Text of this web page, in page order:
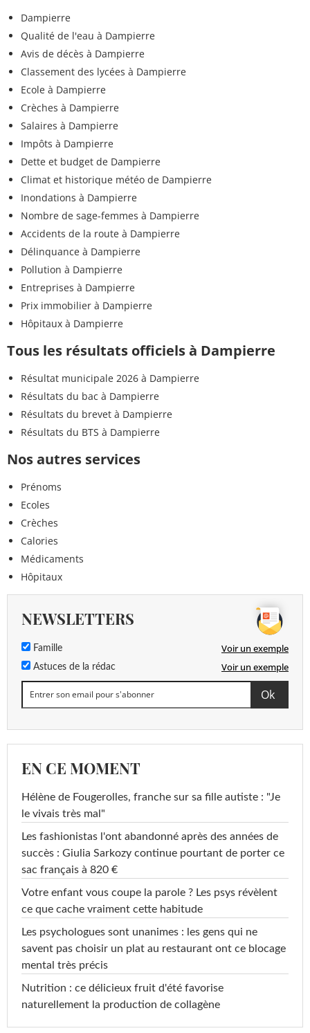
Dampierre
Qualité de l'eau à Dampierre
Avis de décès à Dampierre
Classement des lycées à Dampierre
Ecole à Dampierre
Crèches à Dampierre
Salaires à Dampierre
Impôts à Dampierre
Dette et budget de Dampierre
Climat et historique météo de Dampierre
Inondations à Dampierre
Nombre de sage-femmes à Dampierre
Accidents de la route à Dampierre
Délinquance à Dampierre
Pollution à Dampierre
Entreprises à Dampierre
Prix immobilier à Dampierre
Hôpitaux à Dampierre
Tous les résultats officiels à Dampierre
Résultat municipale 2026 à Dampierre
Résultats du bac à Dampierre
Résultats du brevet à Dampierre
Résultats du BTS à Dampierre
Nos autres services
Prénoms
Ecoles
Crèches
Calories
Médicaments
Hôpitaux
NEWSLETTERS
Famille Voir un exemple
Astuces de la rédac Voir un exemple
EN CE MOMENT
Hélène de Fougerolles, franche sur sa fille autiste : "Je
le vivais très mal"
Les fashionistas l'ont abandonné après des années de
succès : Giulia Sarkozy continue pourtant de porter ce
sac français à 820 €
Votre enfant vous coupe la parole ? Les psys révèlent
ce que cache vraiment cette habitude
Les psychologues sont unanimes : les gens qui ne
savent pas choisir un plat au restaurant ont ce blocage
mental très précis
Nutrition : ce délicieux fruit d'été favorise
naturellement la production de collagène